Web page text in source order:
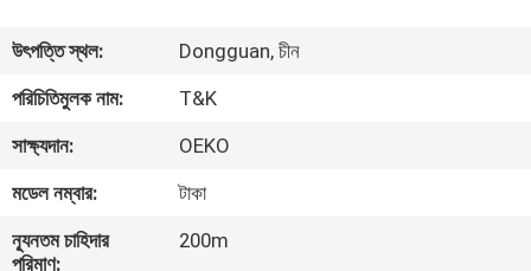
আমাদের
সম্পর্কে
কারখানা
ভ্রমণ
উৎপত্তি স্থল:
Dongguan, চীন
পরিচিতিমুলক নাম:
T&K
সাক্ষ্যদান:
OEKO
মডেল নম্বার:
টাকা
ন্যূনতম চাহিদার
পরিমাণ:
200m